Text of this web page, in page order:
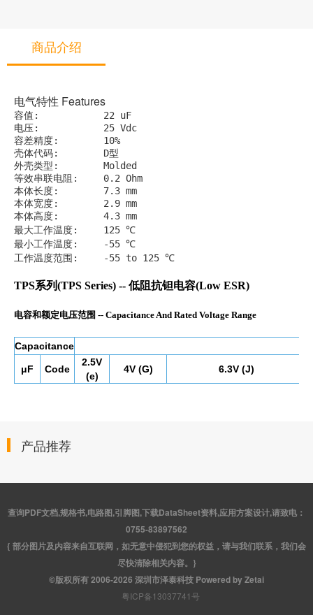
商品介绍
电气特性 Features
容值: 		22 uF
电压: 		25 Vdc
容差精度: 	10%
壳体代码: 	D型
外壳类型: 	Molded
等效串联电阻: 	0.2 Ohm
本体长度: 	7.3 mm
本体宽度: 	2.9 mm
本体高度: 	4.3 mm
最大工作温度: 	125 ℃
最小工作温度: 	-55 ℃
工作温度范围: 	-55 to 125 ℃
产品推荐
查询PDF文档,规格书,电路图,引脚图,下载DataSheet资料,应用方案设计,请致电：
0755-83897562
{ 部分图片及内容来自互联网，如无意中侵犯到您的权益，请与我们联系，我们会
尽快清除相关内容。}
©版权所有 2006-2026 深圳市泽泰科技 Powered by Zetai
粤ICP备13037741号